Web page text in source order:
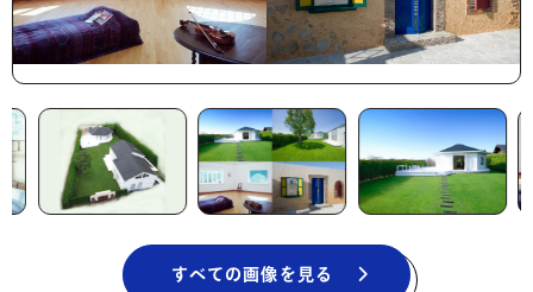
すべての画像を見る